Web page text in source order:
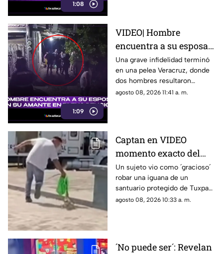
1:08
1:09
VIDEO| Hombre
encuentra a su esposa
con su AMANTE en
pleno DELICIOSO en
Veracruz; ¡se agarraron
a machetazos!
Una grave infidelidad terminó
en una pelea Veracruz, donde
dos hombres resultaron
heridos tras enfrentarse a
agosto 08, 2026 11:41 a. m.
Captan en VIDEO
momento exacto del
robo de iguana en
santuario PROTEGIDO
de Tuxpan, Veracruz;
esto pasó con el
Un sujeto vio como ´gracioso´
robar una iguana de un
santuario protegido de Tuxpan,
al norte del estado de
agosto 08, 2026 10:33 a. m.
´No puede ser´: Revelan